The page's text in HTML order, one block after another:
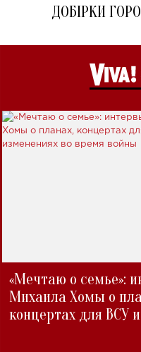
ДОБІРКИ
«Мечтаю о семье»:
Михаила Хомы о
концертах для ВСУ и